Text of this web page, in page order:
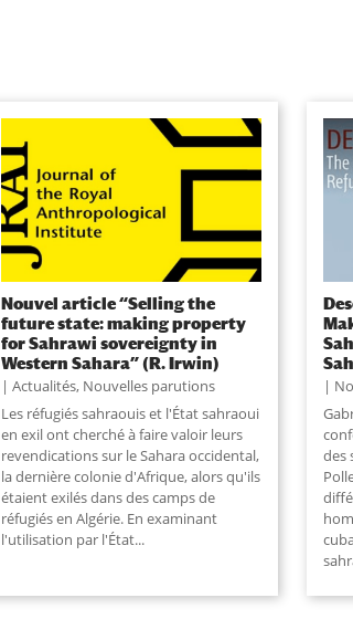
Nouvel article “Selling the
future state: making property
for Sahrawi sovereignty in
Western Sahara” (R. Irwin)
Actualités, Nouvelles parutions
Les réfugiés sahraouis et l'État sahraoui
en exil ont cherché à faire valoir leurs
revendications sur le Sahara occidental,
la dernière colonie d'Afrique, alors qu'ils
étaient exilés dans des camps de
réfugiés en Algérie. En examinant
l'utilisation par l'État...
des